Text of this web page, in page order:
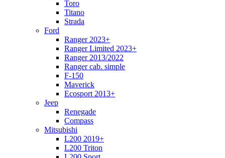
Toro
Titano
Strada
Ford
Ranger 2023+
Ranger Limited 2023+
Ranger 2013/2022
Ranger cab. simple
F-150
Maverick
Ecosport 2013+
Jeep
Renegade
Compass
Mitsubishi
L200 2019+
L200 Triton